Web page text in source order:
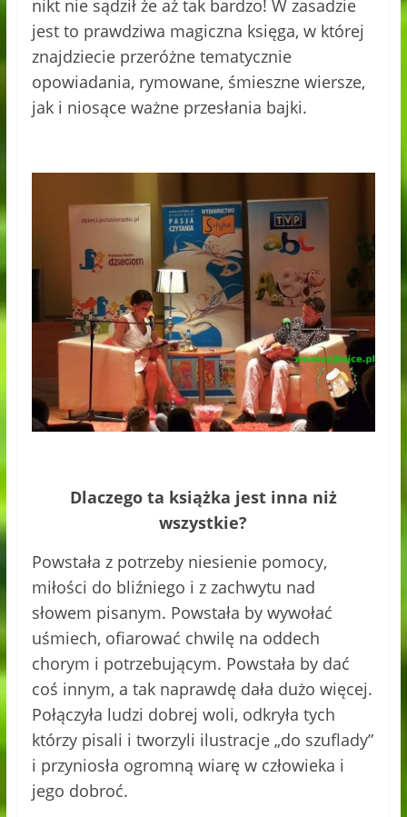
nikt nie sądził że aż tak bardzo! W zasadzie
jest to prawdziwa magiczna księga, w której
znajdziecie przeróżne tematycznie
opowiadania, rymowane, śmieszne wiersze,
jak i niosące ważne przesłania bajki.
Dlaczego ta książka jest inna niż
wszystkie?
Powstała z potrzeby niesienie pomocy,
miłości do bliźniego i z zachwytu nad
słowem pisanym. Powstała by wywołać
uśmiech, ofiarować chwilę na oddech
chorym i potrzebującym. Powstała by dać
coś innym, a tak naprawdę dała dużo więcej.
Połączyła ludzi dobrej woli, odkryła tych
którzy pisali i tworzyli ilustracje „do szuflady”
i przyniosła ogromną wiarę w człowieka i
jego dobroć.